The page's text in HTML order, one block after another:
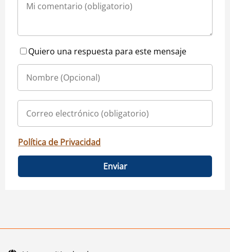
Quiero una respuesta para este mensaje
Política de Privacidad
Enviar